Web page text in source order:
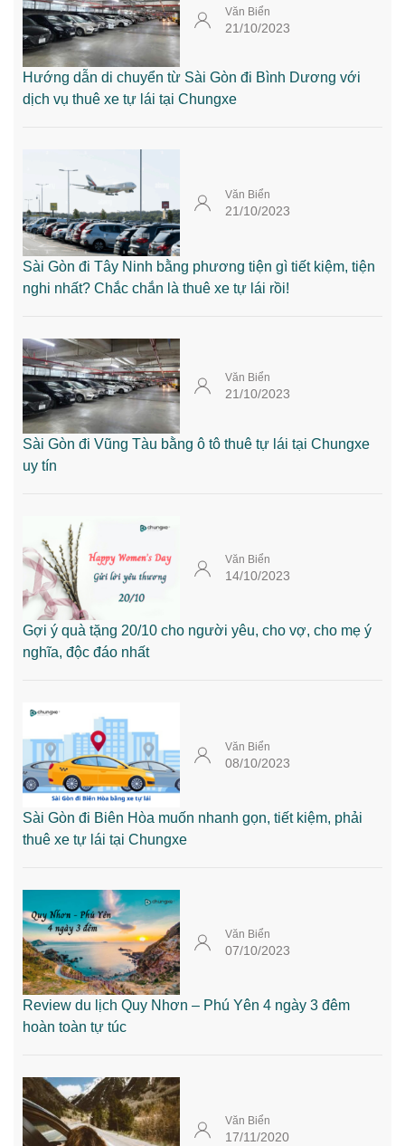
Văn Biển
21/10/2023
Hướng dẫn di chuyển từ Sài Gòn đi Bình Dương với
dịch vụ thuê xe tự lái tại Chungxe
Văn Biển
21/10/2023
Sài Gòn đi Tây Ninh bằng phương tiện gì tiết kiệm, tiện
nghi nhất? Chắc chắn là thuê xe tự lái rồi!
Văn Biển
21/10/2023
Sài Gòn đi Vũng Tàu bằng ô tô thuê tự lái tại Chungxe
uy tín
Văn Biển
14/10/2023
Gợi ý quà tặng 20/10 cho người yêu, cho vợ, cho mẹ ý
nghĩa, độc đáo nhất
Văn Biển
08/10/2023
Sài Gòn đi Biên Hòa muốn nhanh gọn, tiết kiệm, phải
thuê xe tự lái tại Chungxe
Văn Biển
07/10/2023
Review du lịch Quy Nhơn – Phú Yên 4 ngày 3 đêm
hoàn toàn tự túc
Văn Biển
17/11/2020